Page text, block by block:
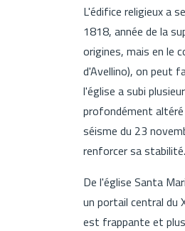
L'édifice religieux a
1818, année de la
origines, mais en le
d'Avellino), on peut
l'église a subi
profondément altéré
séisme du 23
renforcer sa stabilité.
De l'église Santa
un portail central du
est frappante et